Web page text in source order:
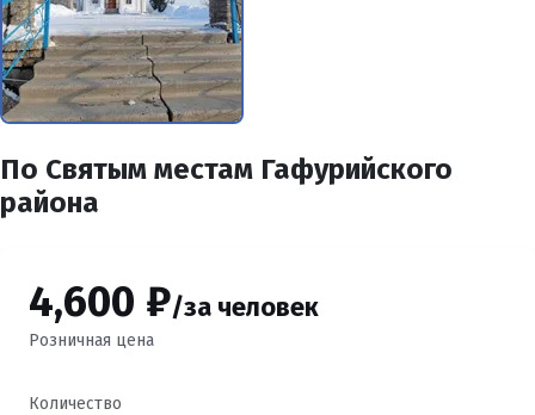
По Святым местам Гафурийского
района
4,600 ₽/за человек
Розничная цена
Количество